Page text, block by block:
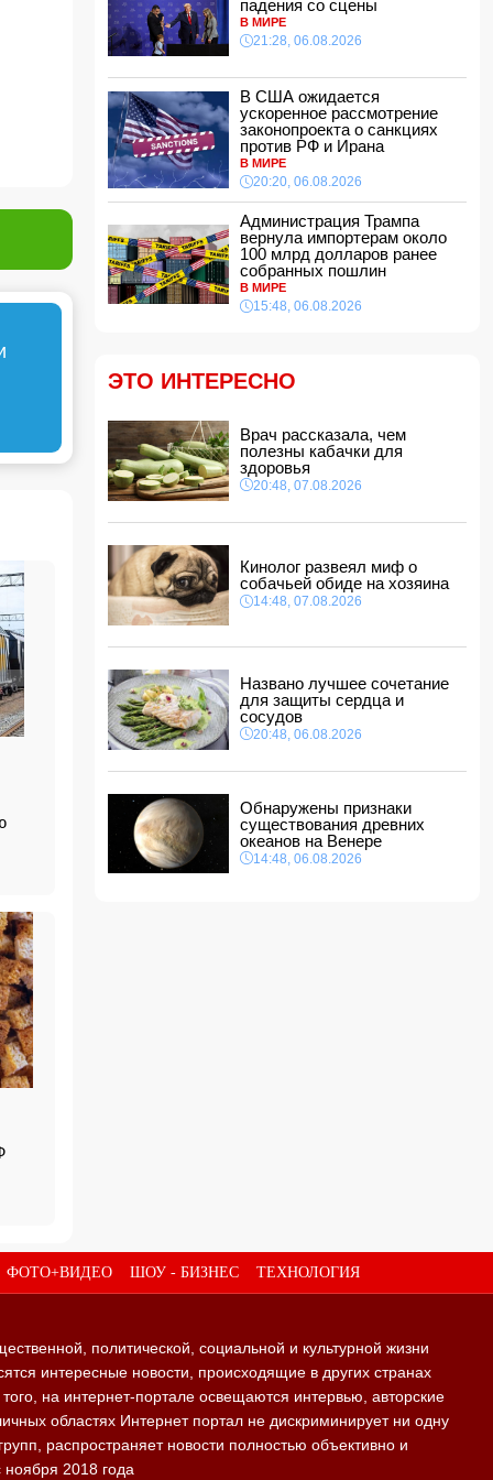
эстетической операции, проведенной
Сеймуром Мамедовым
15:28, 07.08.2026
Алтай Байындыр продолжит карьеру в Ла
Лиге
15:08, 07.08.2026
ВС РФ взяли под контроль Анискино в
Харьковской области
15:00, 07.08.2026
Кинолог развеял миф о собачьей обиде на
хозяина
14:48, 07.08.2026
По делу Arzum 9999 назначена повторная
комплексная экспертиза
14:28, 07.08.2026
На Самира Шарифова возложены новые
полномочия
14:14, 07.08.2026
должности посла
14:10, 07.08.2026
Моуринью в шоке после отказа Родри от
перехода в "Реал"
Ильхам Алиев подписал распоряжения в
связи с двумя дипломатами
14:00, 07.08.2026
Прогноз погоды в Азербайджане на 8 августа
12:48, 07.08.2026
В Азербайджане ищут сотрудников с
зарплатой до 10 000 манатов
12:40, 07.08.2026
падения со сцены
В МИРЕ
21:28, 06.08.2026
В США ожидается
ускоренное рассмотрение
законопроекта о санкциях
против РФ и Ирана
В МИРЕ
20:20, 06.08.2026
Администрация Трампа
вернула импортерам около
100 млрд долларов ранее
собранных пошлин
В МИРЕ
15:48, 06.08.2026
ЭТО ИНТЕРЕСНО
Врач рассказала, чем
полезны кабачки для
здоровья
20:48, 07.08.2026
Кинолог развеял миф о
собачьей обиде на хозяина
14:48, 07.08.2026
Названо лучшее сочетание
для защиты сердца и
сосудов
20:48, 06.08.2026
Обнаружены признаки
существования древних
океанов на Венере
14:48, 06.08.2026
ФОТО+ВИДЕО ШОУ - БИЗНЕС ТЕХНОЛОГИЯ
политической, социальной и культурной жизни
интересные новости, происходящие в других странах
на интернет-портале освещаются интервью, авторские
областях Интернет портал не дискриминирует ни одну
распространяет новости полностью объективно и
ноября 2018 года